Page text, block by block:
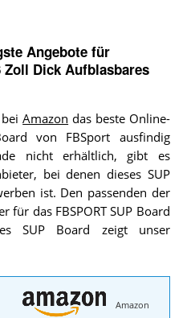
Angebote für
Zoll Dick Aufblasbares
beiAmazon das beste Online-
von FBSport ausfindig
nicht erhältlich, gibt es
bei denen dieses SUP
ist. Den passenden der
für das FBSPORT SUP Board
SUP Board zeigt unser
Amazon